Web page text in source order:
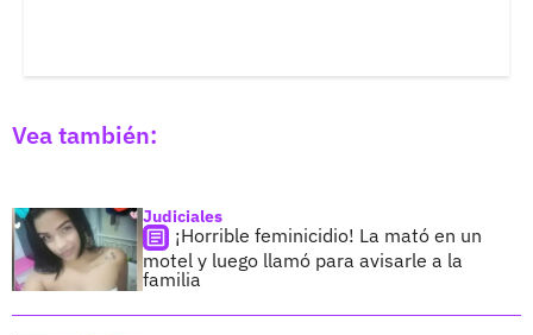
Vea también:
Judiciales
¡Horrible feminicidio! La mató en un
motel y luego llamó para avisarle a la
familia